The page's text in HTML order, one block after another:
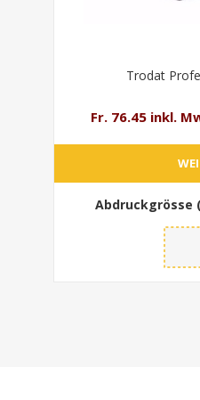
Trodat
Fr. 76.45 inkl.
Abdruckgrösse